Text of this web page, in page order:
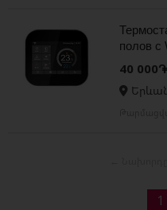
полов с
40 000֏
1